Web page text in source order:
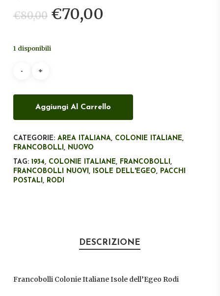
€80,00 Il
prezzo
originale
€70,00
1 disponibili
Aggiungi Al Carrello
CATEGORIE: AREA ITALIANA, COLONIE ITALIANE,
FRANCOBOLLI, NUOVO
TAG: 1934, COLONIE ITALIANE, FRANCOBOLLI,
FRANCOBOLLI NUOVI, ISOLE DELL'EGEO, PACCHI
POSTALI, RODI
DESCRIZIONE
Francobolli Colonie Italiane Isole dell’Egeo Rodi